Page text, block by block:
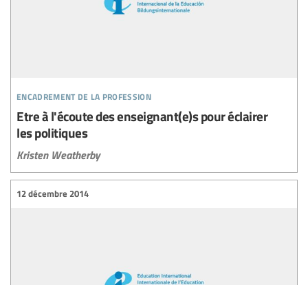
encadrement de la profession
Etre à l'écoute des enseignant(e)s pour éclairer
les politiques
Kristen Weatherby
12 décembre 2014